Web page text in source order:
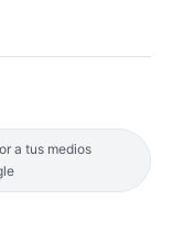
a tus medios